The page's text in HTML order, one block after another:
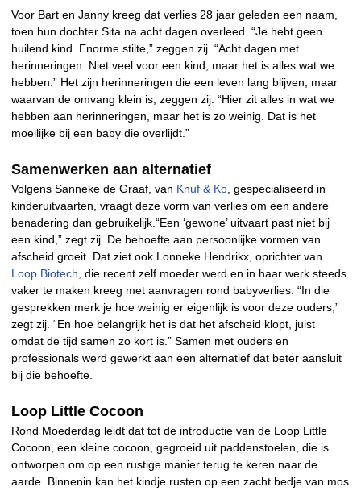
Voor Bart en Janny kreeg dat verlies 28 jaar geleden een naam,
toen hun dochter Sita na acht dagen overleed. “Je hebt geen
huilend kind. Enorme stilte,” zeggen zij. “Acht dagen met
herinneringen. Niet veel voor een kind, maar het is alles wat we
hebben.” Het zijn herinneringen die een leven lang blijven, maar
waarvan de omvang klein is, zeggen zij. “Hier zit alles in wat we
hebben aan herinneringen, maar het is zo weinig. Dat is het
moeilijke bij een baby die overlijdt.”
Samenwerken aan alternatief
Volgens Sanneke de Graaf, van Knuf & Ko , gespecialiseerd in
kinderuitvaarten, vraagt deze vorm van verlies om een andere
benadering dan gebruikelijk.“Een ‘gewone’ uitvaart past niet bij
een kind,” zegt zij. De behoefte aan persoonlijke vormen van
afscheid groeit. Dat ziet ook Lonneke Hendrikx, oprichter van
Loop Biotech, die recent zelf moeder werd en in haar werk steeds
vaker te maken kreeg met aanvragen rond babyverlies. “In die
gesprekken merk je hoe weinig er eigenlijk is voor deze ouders,”
zegt zij. “En hoe belangrijk het is dat het afscheid klopt, juist
omdat de tijd samen zo kort is.” Samen met ouders en
professionals werd gewerkt aan een alternatief dat beter aansluit
bij die behoefte.
Loop Little Cocoon
Rond Moederdag leidt dat tot de introductie van de Loop Little
Cocoon, een kleine cocoon, gegroeid uit paddenstoelen, die is
ontworpen om op een rustige manier terug te keren naar de
aarde. Binnenin kan het kindje rusten op een zacht bedje van mos